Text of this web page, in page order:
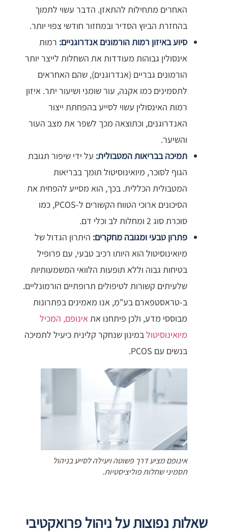
האחרים מתחילות להתאזן. הדבר עשוי לתמוך
בהחזרת הביוץ הסדיר ובמחזור חודשי צפוי יותר.
סיוע באיזון רמות הורמונים אנדרוגניים: רמות
אינסולין גבוהות מעודדות את השחלות לייצר יותר
הורמונים גבריים (אנדרוגנים), שהם האחראים
לתסמינים כמו אקנה, עור שומני ושיעור יתר. איזון
רמות האינסולין עשוי לסייע בהפחתת ייצור
האנדרוגנים, וכתוצאה מכך לשפר את מצב העור
והשיער.
תמיכה בבריאות המטבולית: על ידי שיפור תגובת
הגוף לסוכר, מיואינוסיטול תומך בבריאות
המטבולית הכללית. בכך, הוא מסייע להפחית את
הסיכונים ארוכי הטווח הקשורים ל-PCOS, כמו
סוכרת סוג 2 ומחלות לב וכלי דם.
פתרון טבעי ומגובה מחקרים: היתרון הגדול של
מיואינוסיטול הוא היותו רכיב טבעי, עם פרופיל
בטיחות גבוה וללא תופעות הלוואי המשמעותיות
שלעיתים קשורות לטיפולים תרופתיים הורמונליים.
ב-טראסטפארם בע"מ, אנו מאמינים בפתרונות
מבוססי מדע, ולכן פיתחנו אתאינופם, המכיל
מיואינוסיטולבמינון שנחקר קלינית כיעיל לתמיכה
בנשים עם PCOS.
אינופם מציע דרך פשוטה ויעילה לסייע בניהול
תסמיני שחלות פוליציסטיות.
שאלות נפוצות על ניהול פרואקטיבי